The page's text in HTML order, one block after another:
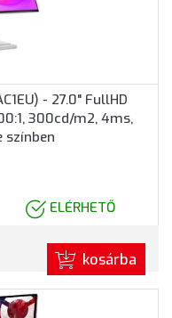
- 27.0" FullHD
300cd/m2, 4ms,
színben
ELÉRHETŐ
kosárba